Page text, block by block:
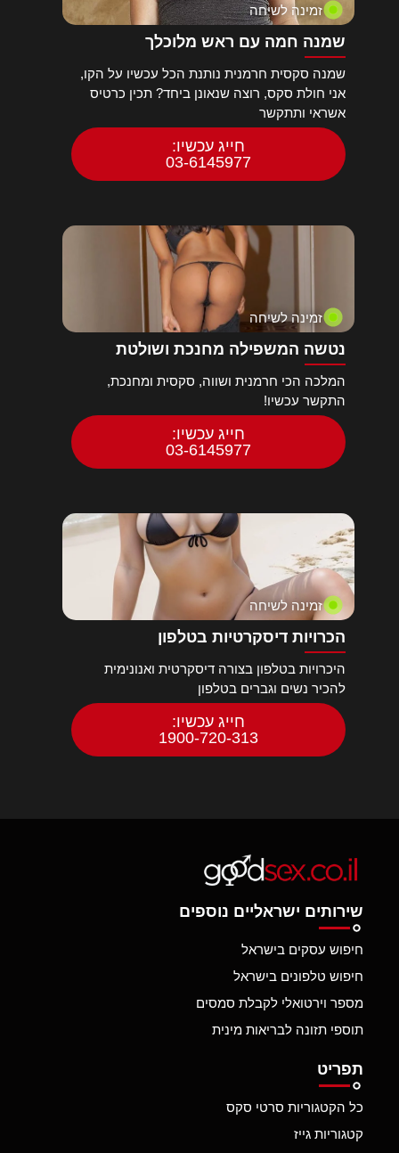
זמינה לשיחה
שמנה חמה עם ראש מלוכלך
שמנה סקסית חרמנית נותנת הכל עכשיו על הקו,
אני חולת סקס, רוצה שנאונן ביחד? תכין כרטיס
אשראי ותתקשר
חייג עכשיו:
03-6145977
זמינה לשיחה
נטשה המשפילה מחנכת ושולטת
המלכה הכי חרמנית ושווה, סקסית ומחנכת,
התקשר עכשיו!
חייג עכשיו:
03-6145977
זמינה לשיחה
הכרויות דיסקרטיות בטלפון
היכרויות בטלפון בצורה דיסקרטית ואנונימית
להכיר נשים וגברים בטלפון
חייג עכשיו:
1900-720-313
שירותים ישראליים נוספים
חיפוש עסקים בישראל
חיפוש טלפונים בישראל
מספר וירטואלי לקבלת סמסים
תוספי תזונה לבריאות מינית
תפריט
כל הקטגוריות סרטי סקס
קטגוריות גייז